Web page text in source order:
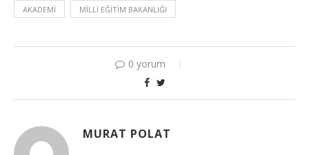
AKADEMI MILLI EĞITIM BAKANLIĞI
0 yorum
MURAT POLAT